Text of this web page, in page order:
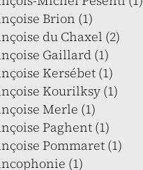
Brion (1)
du Chaxel (2)
Gaillard (1)
Kersébet (1)
Kourilksy (1)
Merle (1)
Paghent (1)
Pommaret (1)
(1)